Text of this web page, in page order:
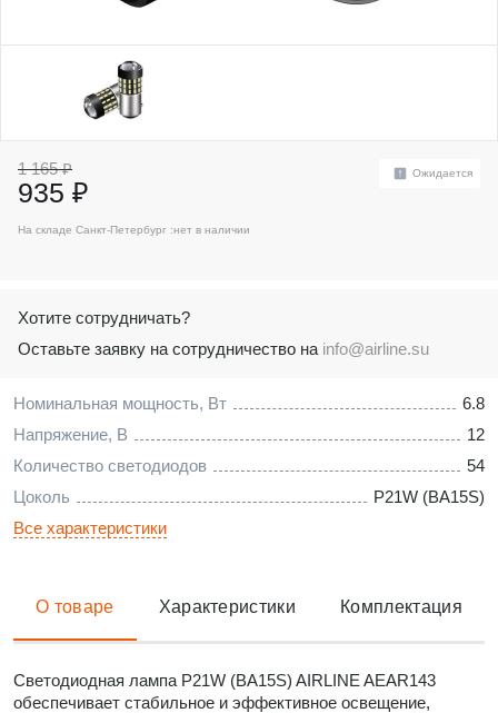
Номинальная мощность, Вт
6.8
Напряжение, В
12
Количество светодиодов
54
Цоколь
P21W (BA15S)
Все характеристики
1 165 ₽
935 ₽
Ожидается
На складе Санкт-Петербург :нет в наличии
Хотите сотрудничать?
Оставьте заявку на сотрудничество на info@airline.su
О товаре Характеристики Комплектация
Светодиодная лампа P21W (BA15S) AIRLINE AEAR143
обеспечивает стабильное и эффективное освещение,